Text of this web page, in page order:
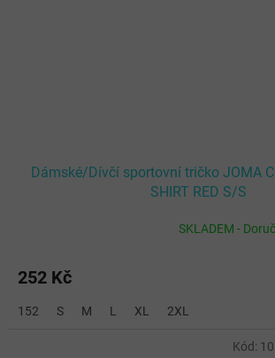
Dámské/Dívčí sportovní tričko JOMA
SHIRT RED S/S
SKLADEM -
252 Kč
152 S M L XL 2XL
Kód: